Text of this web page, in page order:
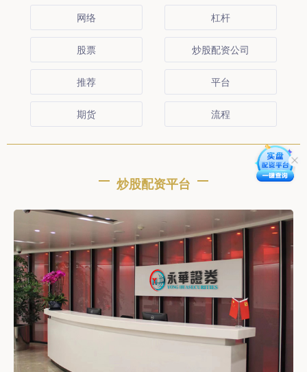
网络 杠杆
股票 炒股配资公司
推荐 平台
期货 流程
炒股配资平台